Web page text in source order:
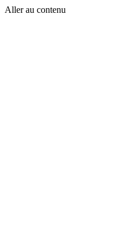
Aller au contenu